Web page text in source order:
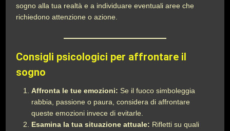
sogno alla tua realtà e a individuare eventuali aree che
richiedono attenzione o azione.
Consigli psicologici per affrontare il
sogno
Affronta le tue emozioni: Se il fuoco simboleggia
rabbia, passione o paura, considera di affrontare
queste emozioni invece di evitarle.
Esamina la tua situazione attuale: Rifletti su quali